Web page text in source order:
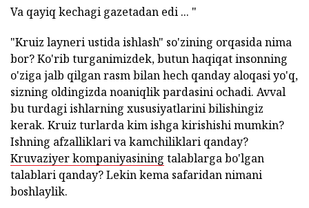
Va qayiq kechagi gazetadan edi ... "
"Kruiz layneri ustida ishlash" so'zining orqasida nima
bor? Ko'rib turganimizdek, butun haqiqat insonning
o'ziga jalb qilgan rasm bilan hech qanday aloqasi yo'q,
sizning oldingizda noaniqlik pardasini ochadi. Avval
bu turdagi ishlarning xususiyatlarini bilishingiz
kerak. Kruiz turlarda kim ishga kirishishi mumkin?
Ishning afzalliklari va kamchiliklari qanday?
Kruvaziyer kompaniyasining talablarga bo'lgan
talablari qanday? Lekin kema safaridan nimani
boshlaylik.